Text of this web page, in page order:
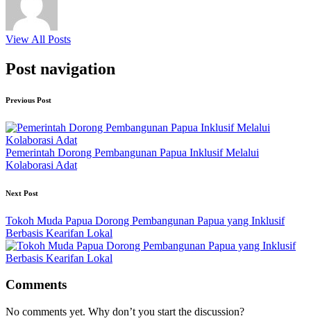
View All Posts
Post navigation
Previous Post
Pemerintah Dorong Pembangunan Papua Inklusif Melalui
Kolaborasi Adat
Next Post
Tokoh Muda Papua Dorong Pembangunan Papua yang Inklusif
Berbasis Kearifan Lokal
Comments
No comments yet. Why don’t you start the discussion?